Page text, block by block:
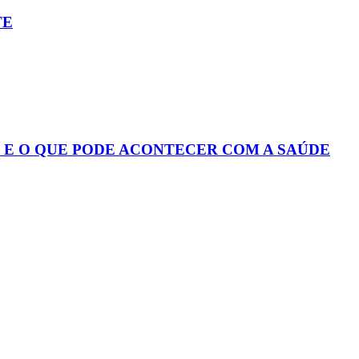
O QUE PODE ACONTECER COM A SAÚDE